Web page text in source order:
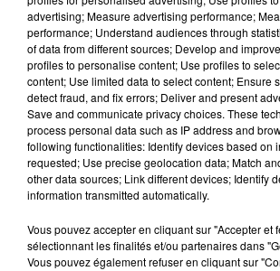
d'un liquide inflammable.
20 juillet 2026
UNE ADOLESCENTE DEVANT
OPÉRER DE LA CHEVILLE
La famille a porté plainte contre la
reconnu sa responsabilité et
excuses.
advertising; Measure advertising performance;
performance; Understand audiences through
of data from different sources; Develop and
profiles to personalise content; Use profiles to
content; Use limited data to select content; Ensure
detect fraud, and fix errors; Deliver and present
Save and communicate privacy choices. These
process personal data such as IP address and
following functionalities: Identify devices based on
requested; Use precise geolocation data; Match
other data sources; Link different devices; Identify
information transmitted automatically.
Vous pouvez accepter en cliquant sur "Accepter et
sélectionnant les finalités et/ou partenaires dans
Vous pouvez également refuser en cliquant sur